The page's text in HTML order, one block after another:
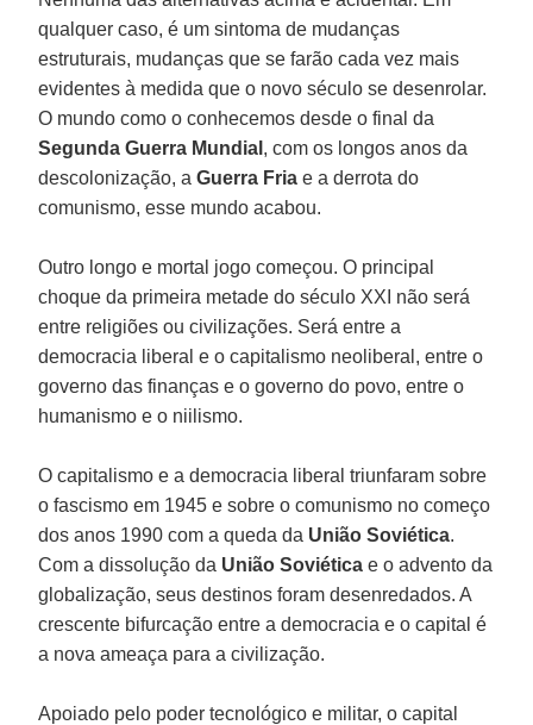
qualquer caso, é um sintoma de mudanças
estruturais, mudanças que se farão cada vez mais
evidentes à medida que o novo século se desenrolar.
O mundo como o conhecemos desde o final da
Segunda Guerra Mundial , com os longos anos da
descolonização, aGuerra Fria e a derrota do
comunismo, esse mundo acabou.
Outro longo e mortal jogo começou. O principal
choque da primeira metade do século XXI não será
entre religiões ou civilizações. Será entre a
democracia liberal e o capitalismo neoliberal, entre o
governo das finanças e o governo do povo, entre o
humanismo e o niilismo.
O capitalismo e a democracia liberal triunfaram sobre
o fascismo em 1945 e sobre o comunismo no começo
dos anos 1990 com a queda da União Soviética.
Com a dissolução da União Soviética e o advento da
globalização, seus destinos foram desenredados. A
crescente bifurcação entre a democracia e o capital é
a nova ameaça para a civilização.
Apoiado pelo poder tecnológico e militar, o capital